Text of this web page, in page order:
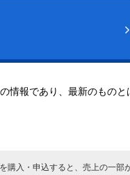
情報であり、最新のものと
購入・申込すると、売上の一